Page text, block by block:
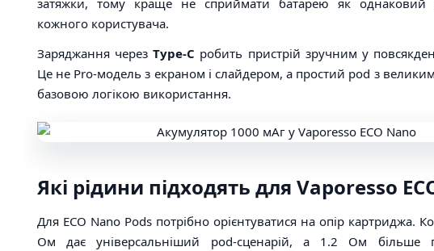
кожного користувача.
Заряджання черезType-C робить пристрій зручним у
Це не Pro-модель з екраном і слайдером, а простий pod з
базовою логікою використання.
Які рідини підходять для Vaporesso
Для ECO Nano Pods потрібно орієнтуватися на опір картриджа.
Ом дає універсальніший pod-сценарій, а 1.2 Ом більше